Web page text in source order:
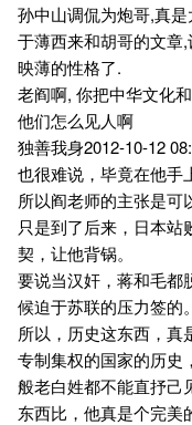
孙中山调侃为炮哥,真
于薄西来和胡哥的文章,
映薄的性格了.
老阎啊, 你把中华文化
他们怎么见人啊
独善我身2012-10-12
也很难说，毕竟在他手
所以阎老师的主张是可
只是到了后来，日本
契，让他背锅。
要说当汉奸，蒋和毛都
候迫于苏联的压力签的
所以，历史这东西，真
专制集权的国家的历史
般老白姓都不能直抒己
东西比，他真是个完美